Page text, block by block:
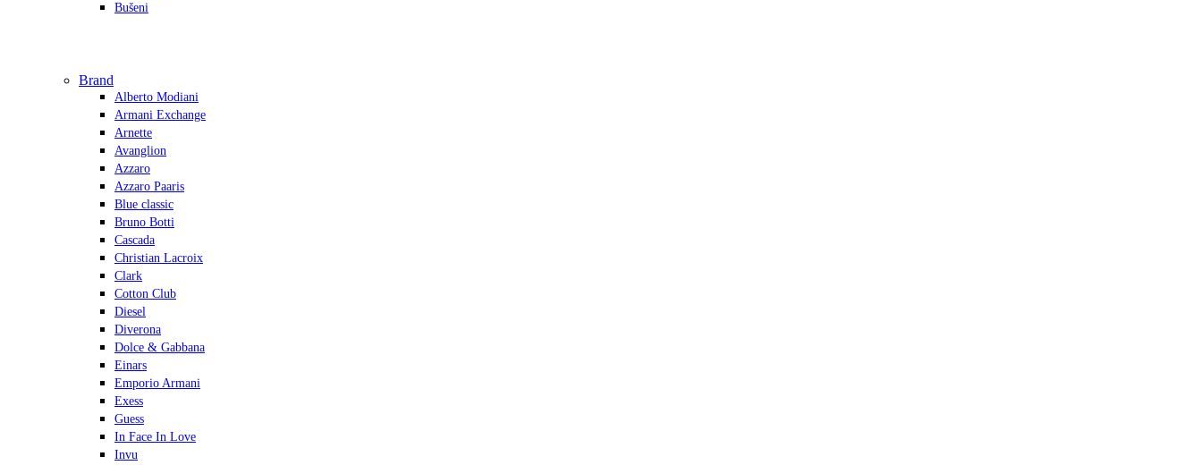
Bušeni
Brand
Alberto Modiani
Armani Exchange
Arnette
Avanglion
Azzaro
Azzaro Paaris
Blue classic
Bruno Botti
Cascada
Christian Lacroix
Clark
Cotton Club
Diesel
Diverona
Dolce & Gabbana
Einars
Emporio Armani
Exess
Guess
In Face In Love
Invu